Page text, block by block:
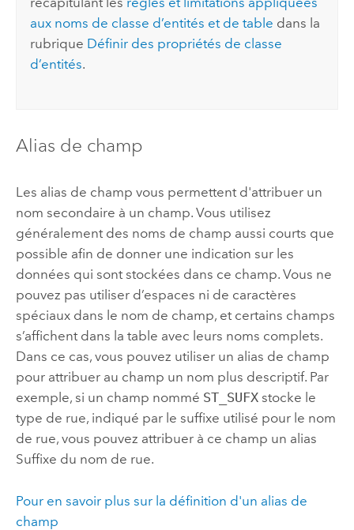
aux noms de classe d’entités et de table dans la
rubrique Définir des propriétés de classe
d’entités.
Alias de champ
Les alias de champ vous permettent d'attribuer un
nom secondaire à un champ. Vous utilisez
généralement des noms de champ aussi courts que
possible afin de donner une indication sur les
données qui sont stockées dans ce champ. Vous ne
pouvez pas utiliser d’espaces ni de caractères
spéciaux dans le nom de champ, et certains champs
s’affichent dans la table avec leurs noms complets.
Dans ce cas, vous pouvez utiliser un alias de champ
pour attribuer au champ un nom plus descriptif. Par
exemple, si un champ nommé ST_SUFXstocke le
type de rue, indiqué par le suffixe utilisé pour le nom
de rue, vous pouvez attribuer à ce champ un alias
Suffixe du nom de rue.
Pour en savoir plus sur la définition d'un alias de
champ